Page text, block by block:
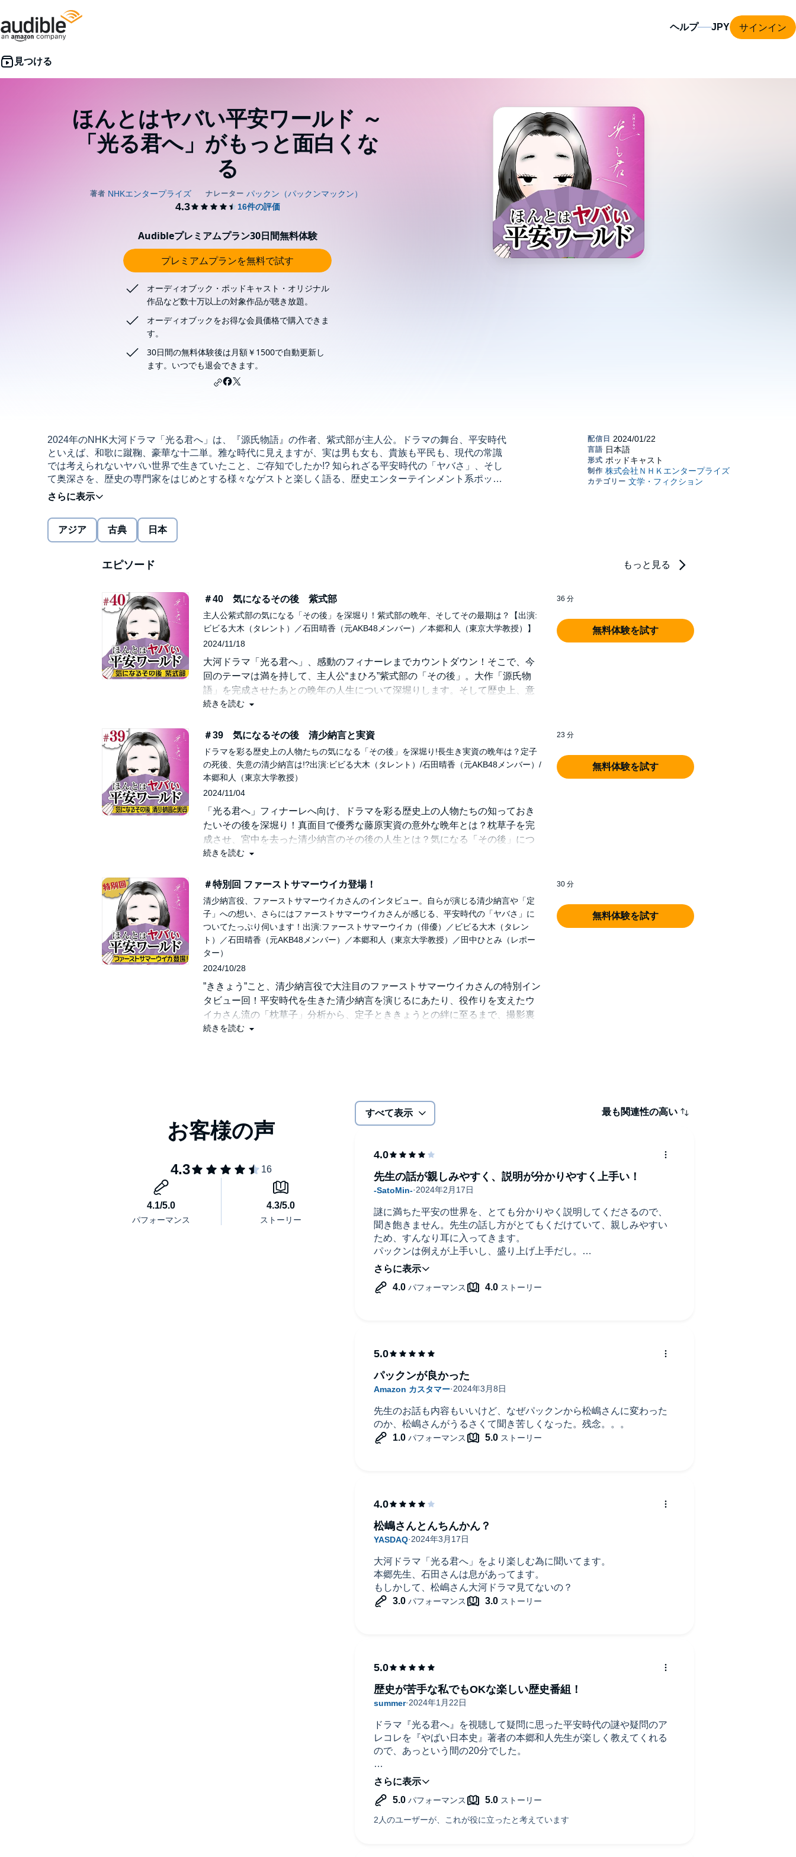
ヘルプ サインイン
ほんとはヤバい平安ワールド ～
「光る君へ」がもっと面白くな
る
Audibleプレミアムプラン30日間無料体験
プレミアムプランを無料で試す
オーディオブック・ポッドキャスト・オリジナル
作品など数十万以上の対象作品が聴き放題。
オーディオブックをお得な会員価格で購入できま
す。
30日間の無料体験後は月額￥1500で自動更新し
ます。いつでも退会できます。
2024年のNHK大河ドラマ「光る君へ」は、『源氏物語』の作者、紫式部が主人公。ドラマの舞台、平安時代
といえば、和歌に蹴鞠、豪華な十二単。雅な時代に見えますが、実は男も女も、貴族も平民も、現代の常識
では考えられないヤバい世界で生きていたこと、ご存知でしたか!? 知られざる平安時代の「ヤバさ」、そし
て奥深さを、歴史の専門家をはじめとする様々なゲストと楽しく語る、歴史エンターテインメント系ポッド
キャスト。これを聴けば、大河ドラマ「光る君へ」がもっと楽しめること、間違いありません。「光る君
へ」放送翌日の月曜配信を目指し、2024年1月22日（月）より毎週1話ずつ配信予定です！
大河ドラマ「光る君へ」放送予定
NHK 総合：毎週日曜 午後8時～午後8時45分ほか
番組公式HP https://www.nhk.jp/p/hikarukimie/ts/1YM111N6KW/
NHKプラス 見逃し配信 https://plus.nhk.jp/©2024 NHK ENTERPRISES, Inc. (P)2024 NHK
ENTERPRISES, Inc.
アジア 古典 日本
エピソード もっと見る
＃40 気になるその後 紫式部
主人公紫式部の気になる「その後」を深堀り！紫式部の晩年、そしてその最期は？【出演:
ビビる大木（タレント）／石田晴香（元AKB48メンバー）／本郷和人（東京大学教授）】
2024/11/18
大河ドラマ「光る君へ」、感動のフィナーレまでカウントダウン！そこで、今
回のテーマは満を持して、主人公“まひろ”紫式部の「その後」。大作「源氏物
語」を完成させたあとの晩年の人生について深堀りします。そして歴史上、意
外なところに登場する「子孫」についても！ドラマでは語られない気になる
長生き？短命？死期に諸説ある紫式部の晩年
室町時代の書物にも書き残された紫式部の「墓」
相次ぐ子供たちの死…任期を残し父、為時傷心の帰郷
天皇の乳母に！紫式部の娘「賢子」の大出世
娘・賢子の結婚相手は「あの人」の息子！？
産んだ後は人任せ？平安貴族の子育て
平安時代驚きの乳母事情
紫式部の子孫、後世「あの」一族の一員に
人（東京大学教授）
続きを読む
36 分
無料体験を試す
＃39 気になるその後 清少納言と実資
ドラマを彩る歴史上の人物たちの気になる「その後」を深堀り!長生き実資の晩年は？定子
の死後、失意の清少納言は!?出演:ビビる大木（タレント）/石田晴香（元AKB48メンバー）/
本郷和人（東京大学教授）
2024/11/04
「光る君へ」フィナーレへ向け、ドラマを彩る歴史上の人物たちの知っておき
たいその後を深堀り！真面目で優秀な藤原実資の意外な晩年とは？枕草子を完
成させ、宮中を去った清少納言のその後の人生とは？気になる「その後」につ
いて、東京大学の本郷和人先生から詳しく伺います。
90歳で大往生 実資の臨終に人々が号泣
友人もあきれ顔 実直実資、晩年にまさかの行動
せっかく書き続けたのに、、、一族のためのビジネス書「小右記」残念な結末
定子のそばでつつましく・・・清少納言の理想の一人暮らし
歌人仲間たちと交流 陽キャラ清少納言の晩年
紫式部と清少納言、子孫たちの意外な関係
【出演者】ビビる大木（タレント）、石田晴香（元AKB48メンバー）、本郷和
人（東京大学教授）
続きを読む
23 分
無料体験を試す
＃特別回 ファーストサマーウイカ登場！
清少納言役、ファーストサマーウイカさんのインタビュー。自らが演じる清少納言や「定
子」への想い、さらにはファーストサマーウイカさんが感じる、平安時代の「ヤバさ」に
ついてたっぷり伺います！出演:ファーストサマーウイカ（俳優）／ビビる大木（タレン
ト）／石田晴香（元AKB48メンバー）／本郷和人（東京大学教授）／田中ひとみ（レポー
ター）
2024/10/28
”ききょう”こと、清少納言役で大注目のファーストサマーウイカさんの特別イン
タビュー回！平安時代を生きた清少納言を演じるにあたり、役作りを支えたウ
イカさん流の「枕草子」分析から、定子とききょうとの絆に至るまで、撮影裏
話を語りつくします。リスナーへのメッセージも！
まさに推し活？特別すぎる定子への思い
柔と剛、陰と陽…まひろとききょうの対比
平安女子の「ヤバすぎる」アレとは？
【出演者】ファーストサマーウイカ（俳優）、ビビる大木（タレント）、石田
晴香（元AKB48メンバー）、本郷和人（東京大学教授）、田中ひとみ（レポー
続きを読む
30 分
無料体験を試す
すべて表示 最も関連性の高い
謎に満ちた平安の世界を、とても分かりやく説明してくださるので、
聞き飽きません。先生の話し方がとてもくだけていて、親しみやすい
ため、すんなり耳に入ってきます。
パックンは例えが上手いし、盛り上げ上手だし。
毎回次回が楽しみです。
先生の話が親しみやすく、説明が分かりやすく上手い！
先生のお話も内容もいいけど、なぜパックンから松嶋さんに変わった
のか、松嶋さんがうるさくて聞き苦しくなった。残念。。。
パックンが良かった
大河ドラマ「光る君へ」をより楽しむ為に聞いてます。
本郷先生、石田さんは息があってます。
もしかして、松嶋さん大河ドラマ見てないの？
松嶋さんとんちんかん？
ドラマ『光る君へ』を視聴して疑問に思った平安時代の謎や疑問のア
レコレを『やばい日本史』著者の本郷和人先生が楽しく教えてくれる
ので、あっという間の20分でした。
この番組を聞いた後にまたドラマをみると、見方や感じ方が変わる気
がします。
ライトなタッチで聴き心地も良く、これからドラマと合わせて配信も
歴史が苦手な私でもOKな楽しい歴史番組！